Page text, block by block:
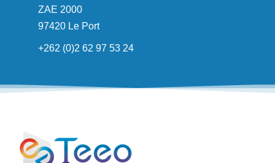
ZAE 2000
97420 Le Port
+262 (0)2 62 97 53 24